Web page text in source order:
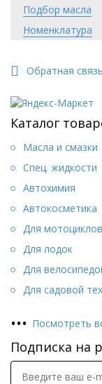
ОБЛАСТЬ
Оптимально для
двигателей
ПРИМЕНЕНИЕ
При
производителей
Подбор масла
Номенклатура
Обратная связь
Каталог
Масла и смазки
Спец. жидкости
Автохимия
Автокосметика
Для мотоциклов
Для лодок
Для
Для садовой
••• Посмотреть
Подписка на